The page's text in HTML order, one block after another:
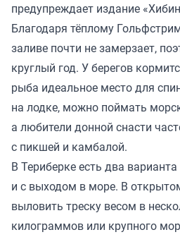
предупреждает издание
Благодаря тёплому
заливе почти не замерзает,
круглый год. У берегов
рыба идеальное место для
на лодке, можно поймать
а любители донной снасти
с пикшей и камбалой.
В Териберке есть два
и с выходом в море. В
выловить треску весом в
килограммов или крупного